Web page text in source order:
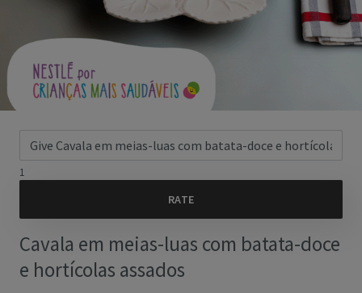
1
Cavala em meias-luas com batata-doce
e hortícolas assados